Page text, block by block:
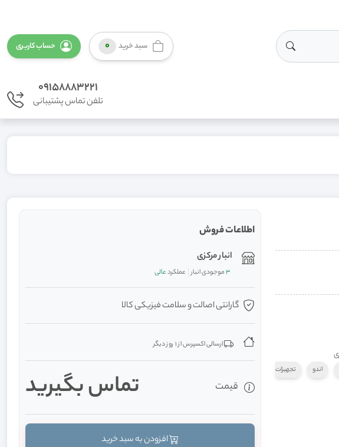
سبد خرید 0 حساب کاربری
09158883221
تلفن تماس پشتیبانی
اندو
تجهیزات
اطلاعات فروش
انبار مرکزی
3موجودی انبار عملکردعالی
گارانتی اصالت و سلامت فیزیکی کالا
ارسالی اکسپرس از 1 روز دیگر
قیمت تماس بگیرید